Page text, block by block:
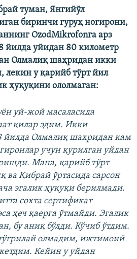
туман, Янгийўл
биринчи гуруҳ ногирони,
OzodMikrofonга арз
йилда уйидан 80 километр
Олмалиқ шаҳридан икки
лекин у қарийб тўрт йил
ҳуқуқини ололмаган:
уй-жой масаласида
қилар эдим. Икки
йилда Олмалиқ шаҳридан кам
учун қурилган уйдан
Мана, қарийб тўрт
ва Қибрай ўртасида сарсон
эгалик ҳуқуқи берилмади.
сохта сертификат
ҳеч қаерга ўтмайди. Эгалик
бу аниқ бўлди. Кўчиб ўтдим.
олмадим, ижтимоий
Кейин у уйдан